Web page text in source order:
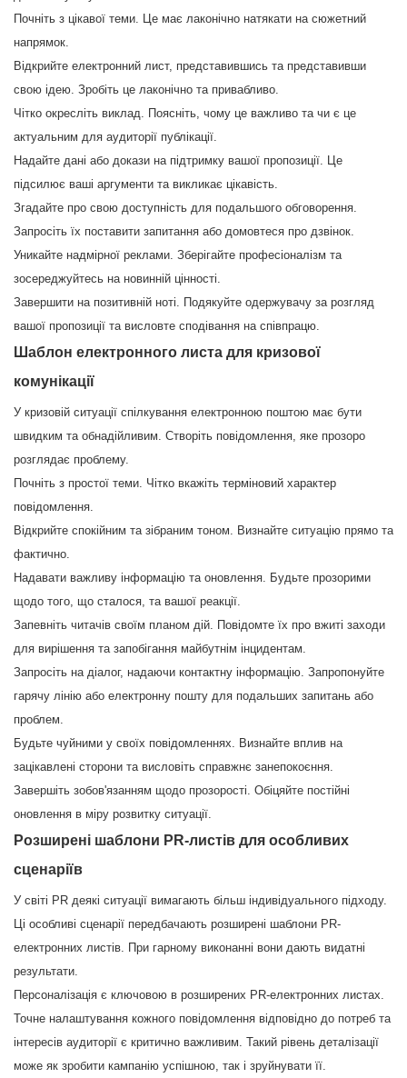
Почніть з цікавої теми. Це має лаконічно натякати на сюжетний
напрямок.
Відкрийте електронний лист, представившись та представивши
свою ідею. Зробіть це лаконічно та привабливо.
Чітко окресліть виклад. Поясніть, чому це важливо та чи є це
актуальним для аудиторії публікації.
Надайте дані або докази на підтримку вашої пропозиції. Це
підсилює ваші аргументи та викликає цікавість.
Згадайте про свою доступність для подальшого обговорення.
Запросіть їх поставити запитання або домовтеся про дзвінок.
Уникайте надмірної реклами. Зберігайте професіоналізм та
зосереджуйтесь на новинній цінності.
Завершити на позитивній ноті. Подякуйте одержувачу за розгляд
вашої пропозиції та висловте сподівання на співпрацю.
Шаблон електронного листа для кризової
комунікації
У кризовій ситуації спілкування електронною поштою має бути
швидким та обнадійливим. Створіть повідомлення, яке прозоро
розглядає проблему.
Почніть з простої теми. Чітко вкажіть терміновий характер
повідомлення.
Відкрийте спокійним та зібраним тоном. Визнайте ситуацію прямо та
фактично.
Надавати важливу інформацію та оновлення. Будьте прозорими
щодо того, що сталося, та вашої реакції.
Запевніть читачів своїм планом дій. Повідомте їх про вжиті заходи
для вирішення та запобігання майбутнім інцидентам.
Запросіть на діалог, надаючи контактну інформацію. Запропонуйте
гарячу лінію або електронну пошту для подальших запитань або
проблем.
Будьте чуйними у своїх повідомленнях. Визнайте вплив на
зацікавлені сторони та висловіть справжнє занепокоєння.
Завершіть зобов'язанням щодо прозорості. Обіцяйте постійні
оновлення в міру розвитку ситуації.
Розширені шаблони PR-листів для особливих
сценаріїв
У світі PR деякі ситуації вимагають більш індивідуального підходу.
Ці особливі сценарії передбачають розширені шаблони PR-
електронних листів. При гарному виконанні вони дають видатні
результати.
Персоналізація є ключовою в розширених PR-електронних листах.
Точне налаштування кожного повідомлення відповідно до потреб та
інтересів аудиторії є критично важливим. Такий рівень деталізації
може як зробити кампанію успішною, так і зруйнувати її.